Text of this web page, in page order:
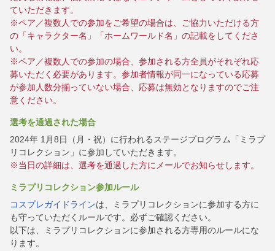
ていただきます。
※ペア／複数人での参加をご希望の場合は、ご協力いただける方
の「キャラクター名」「ホームワールド名」の記載をしてくださ
い。
※ペア／複数人での参加の場合、参加される方全員がそれぞれ応
募いただく必要があります。参加者情報が同一になっている応募
が参加人数分揃っていない場合、応募は無効となりますのでご注
意ください。
選考を通過された場合
2024年 1月8日（月・祝）に行われるステージプログラム「ミラプ
リコレクション」に参加していただきます。
※当日の詳細は、選考を通過した方にメールでお知らせします。
ミラプリコレクション参加ルール
コスプレガイドラインは、ミラプリコレクションに参加する方に
も守っていただくルールです。必ずご確認ください。
以下は、ミラプリコレクションに参加される方専用のルールにな
ります。